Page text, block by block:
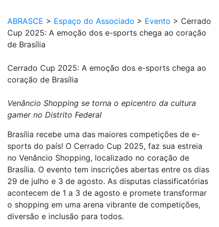
ABRASCE > Espaço do Associado > Evento > Cerrado
Cup 2025: A emoção dos e-sports chega ao coração
de Brasília
Cerrado Cup 2025: A emoção dos e-sports chega ao
coração de Brasília
Venâncio Shopping se torna o epicentro da cultura
gamer no Distrito Federal
Brasília recebe uma das maiores competições de e-
sports do país! O Cerrado Cup 2025, faz sua estreia
no Venâncio Shopping, localizado no coração de
Brasília. O evento tem inscrições abertas entre os dias
29 de julho e 3 de agosto. As disputas classificatórias
acontecem de 1 a 3 de agosto e promete transformar
o shopping em uma arena vibrante de competições,
diversão e inclusão para todos.